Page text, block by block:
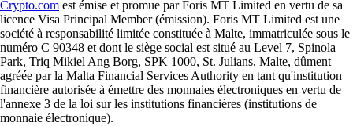
Crypto.com est émise et promue par Foris MT Limited en vertu de sa
licence Visa Principal Member (émission). Foris MT Limited est une
société à responsabilité limitée constituée à Malte, immatriculée sous le
numéro C 90348 et dont le siège social est situé au Level 7, Spinola
Park, Triq Mikiel Ang Borg, SPK 1000, St. Julians, Malte, dûment
agréée par la Malta Financial Services Authority en tant qu'institution
financière autorisée à émettre des monnaies électroniques en vertu de
l'annexe 3 de la loi sur les institutions financières (institutions de
monnaie électronique).